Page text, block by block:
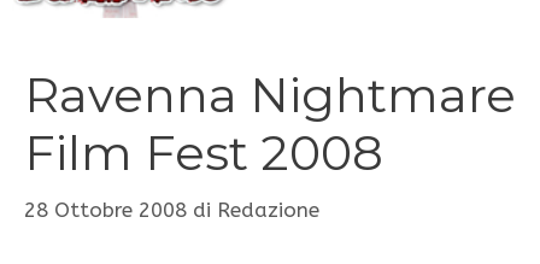
Ravenna Nightmare
Film Fest 2008
28 Ottobre 2008 di Redazione